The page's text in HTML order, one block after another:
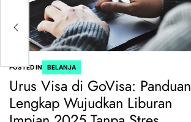
POSTED IN BELANJA
Urus Visa di GoVisa: Panduan
Lengkap Wujudkan Liburan